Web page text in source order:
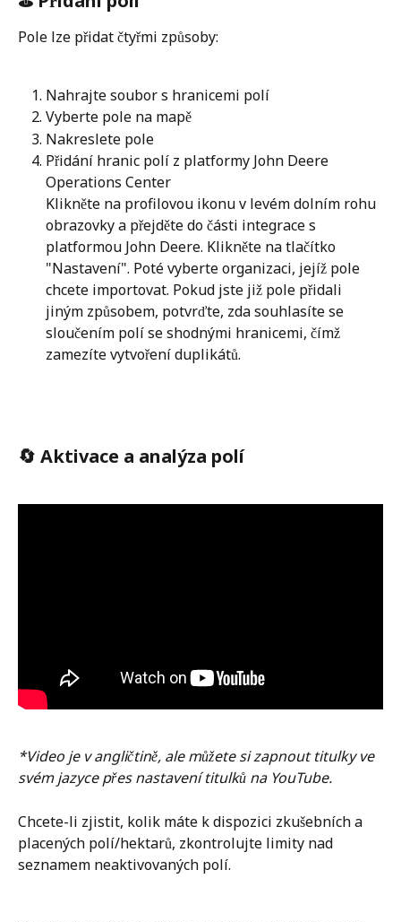
Pole lze přidat čtyřmi způsoby:
Nahrajte soubor s hranicemi polí
Vyberte pole na mapě
Nakreslete pole
Přidání hranic polí z platformy John Deere
Operations Center
Klikněte na profilovou ikonu v levém dolním rohu
obrazovky a přejděte do části integrace s
platformou John Deere. Klikněte na tlačítko
"Nastavení". Poté vyberte organizaci, jejíž pole
chcete importovat. Pokud jste již pole přidali
jiným způsobem, potvrďte, zda souhlasíte se
sloučením polí se shodnými hranicemi, čímž
zamezíte vytvoření duplikátů.
🔄 Aktivace a analýza polí
*Video je v angličtině, ale můžete si zapnout titulky ve
svém jazyce přes nastavení titulků na YouTube.
Chcete-li zjistit, kolik máte k dispozici zkušebních a
placených polí/hektarů, zkontrolujte limity nad
seznamem neaktivovaných polí.